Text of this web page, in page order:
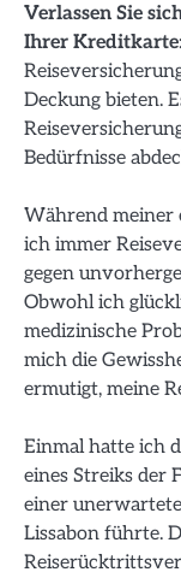
Verlassen Sie
Ihrer Kreditkarte
Deckung bieten.
Bedürfnisse
Während meiner
ich immer
gegen
Obwohl ich
medizinische
mich die
ermutigt, meine
Einmal hatte ich
eines Streiks der
einer
Lissabon führte.